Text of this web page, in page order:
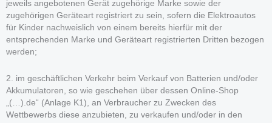
jeweils angebotenen Gerät zugehörige Marke sowie der
zugehörigen Geräteart registriert zu sein, sofern die Elektroautos
für Kinder nachweislich von einem bereits hierfür mit der
entsprechenden Marke und Geräteart registrierten Dritten bezogen
werden;
2. im geschäftlichen Verkehr beim Verkauf von Batterien und/oder
Akkumulatoren, so wie geschehen über dessen Online-Shop
„(…).de“ (Anlage K1), an Verbraucher zu Zwecken des
Wettbewerbs diese anzubieten, zu verkaufen und/oder in den